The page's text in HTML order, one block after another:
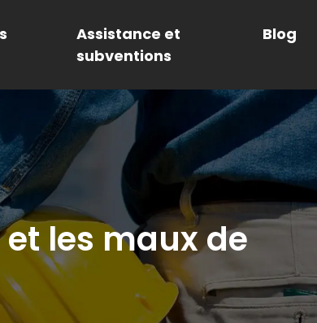
Assistance et
subventions
Blog
les maux de